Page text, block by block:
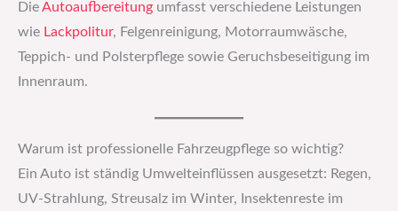
Die Autoaufbereitung umfasst verschiedene Leistungen
wie Lackpolitur, Felgenreinigung, Motorraumwäsche,
Teppich- und Polsterpflege sowie Geruchsbeseitigung im
Innenraum.
Warum ist professionelle Fahrzeugpflege so wichtig?
Ein Auto ist ständig Umwelteinflüssen ausgesetzt: Regen,
UV-Strahlung, Streusalz im Winter, Insektenreste im